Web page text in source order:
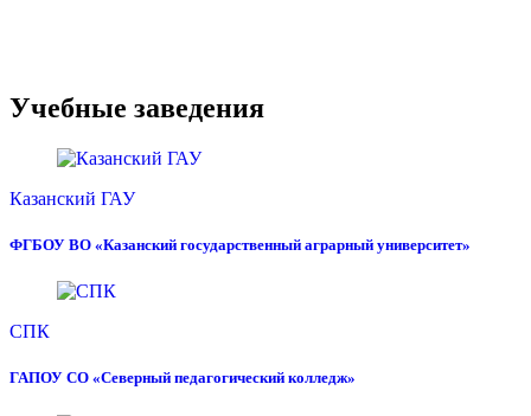
Учебные заведения
Казанский ГАУ
ФГБОУ ВО «Казанский государственный аграрный университет»
СПК
ГАПОУ СО «Северный педагогический колледж»